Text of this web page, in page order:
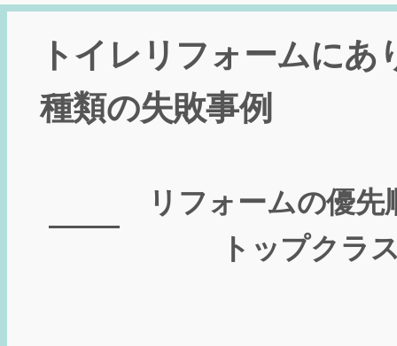
トイレリフォームにあ
種類の失敗事例
リフォームの優先
トップクラ